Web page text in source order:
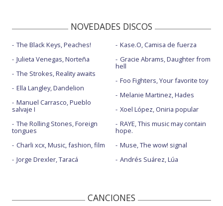
NOVEDADES DISCOS
The Black Keys, Peaches!
Julieta Venegas, Norteña
The Strokes, Reality awaits
Ella Langley, Dandelion
Manuel Carrasco, Pueblo
salvaje I
The Rolling Stones, Foreign
tongues
Charli xcx, Music, fashion, film
Jorge Drexler, Taracá
Kase.O, Camisa de fuerza
Gracie Abrams, Daughter from
hell
Foo Fighters, Your favorite toy
Melanie Martinez, Hades
Xoel López, Oniria popular
RAYE, This music may contain
hope.
Muse, The wow! signal
Andrés Suárez, Lúa
CANCIONES